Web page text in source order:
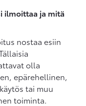
ilmoittaa ja mitä
nostaa esiin
olla
epärehellinen,
tai muu
toiminta.